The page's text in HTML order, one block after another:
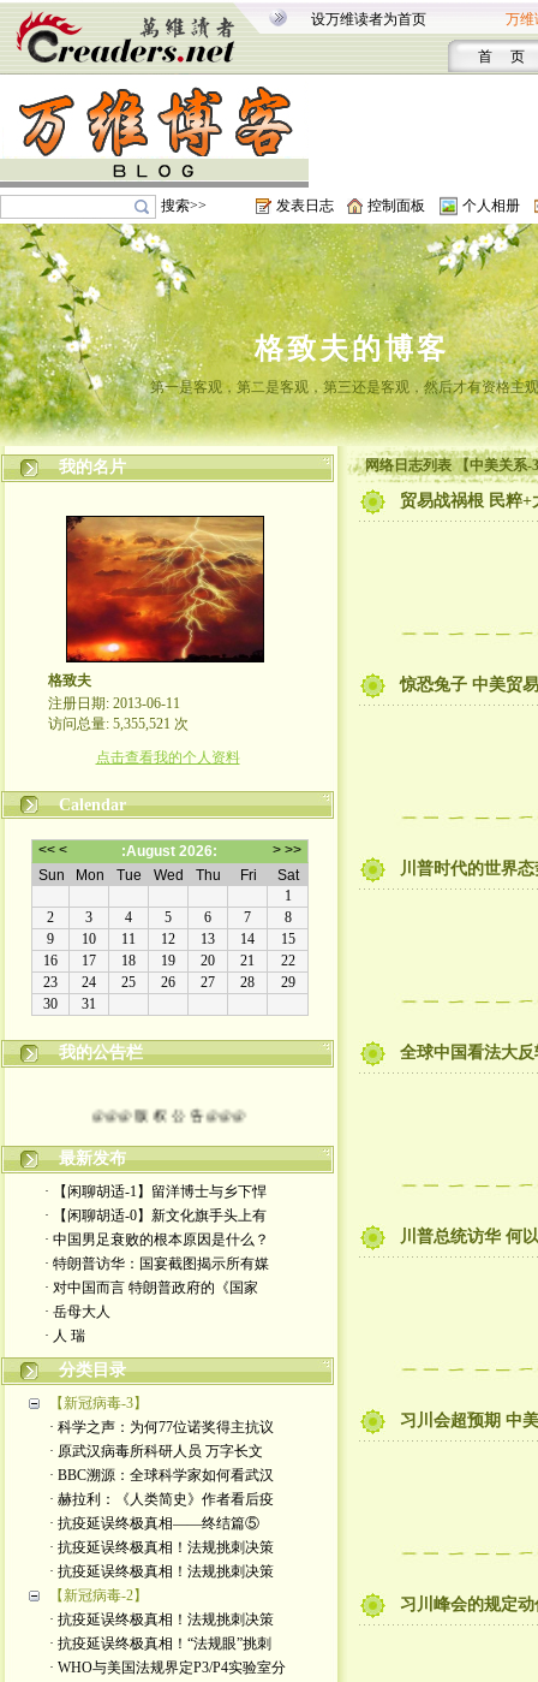
设万维读者为首页 万维
首 页
搜索>> 发表日志 控制面板 个人相册
格致夫的博客
第一是客观，第二是客观，第三还是客观，然后才有资格主
我的名片
格致夫
注册日期: 2013-06-11
访问总量: 5,355,521 次
点击查看我的个人资料
Calendar
我的公告栏
崇尚理性评论，拒绝人身攻击！
本博客所发布文章，
除特别注明者外，均为原创。
转载或制作视频，
须注明如下版权信息：
作者（格致夫）和出处（万维链接）
最新发布
· 【闲聊胡适-1】留洋博士与乡下悍
· 【闲聊胡适-0】新文化旗手头上有
· 中国男足衰败的根本原因是什么？
· 特朗普访华：国宴截图揭示所有媒
· 对中国而言 特朗普政府的《国家
· 岳母大人
· 人 瑞
分类目录
【新冠病毒-3】
· 科学之声：为何77位诺奖得主抗议
· 原武汉病毒所科研人员 万字长文
· BBC溯源：全球科学家如何看武汉
· 赫拉利：《人类简史》作者看后疫
· 抗疫延误终极真相——终结篇⑤
· 抗疫延误终极真相！法规挑刺决策
· 抗疫延误终极真相！法规挑刺决策
【新冠病毒-2】
· 抗疫延误终极真相！法规挑刺决策
· 抗疫延误终极真相！“法规眼”挑刺
· WHO与美国法规界定P3/P4实验室分
网络日志列表 【中美关系-
贸易战祸根 民粹+
惊恐兔子 中美贸
川普时代的世界
全球中国看法大
川普总统访华 何
习川会超预期 中
习川峰会的规定